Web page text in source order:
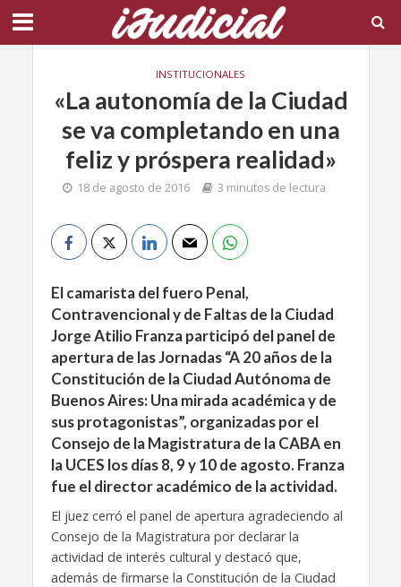
INSTITUCIONALES
«La autonomía de la Ciudad
se va completando en una
feliz y próspera realidad»
18 de agosto de 2016 3 minutos de lectura
El camarista del fuero Penal,
Contravencional y de Faltas de la Ciudad
Jorge Atilio Franza participó del panel de
apertura de las Jornadas “A 20 años de la
Constitución de la Ciudad Autónoma de
Buenos Aires: Una mirada académica y de
sus protagonistas”, organizadas por el
Consejo de la Magistratura de la CABA en
la UCES los días 8, 9 y 10 de agosto. Franza
fue el director académico de la actividad.
El juez cerró el panel de apertura agradeciendo al
Consejo de la Magistratura por declarar la
actividad de interés cultural y destacó que,
además de firmarse la Constitución de la Ciudad